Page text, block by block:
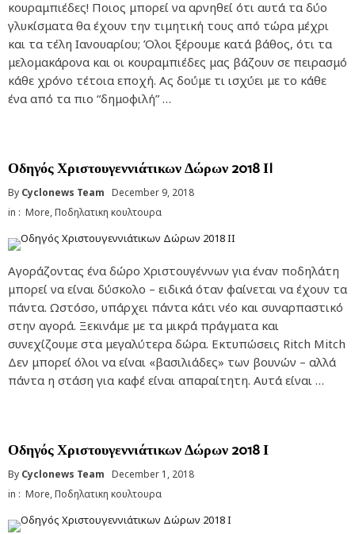
κουραμπιέδες! Ποιος μπορεί να αρνηθεί ότι αυτά τα δύο
γλυκίσματα θα έχουν την τιμητική τους από τώρα μέχρι
και τα τέλη Ιανουαρίου; Όλοι ξέρουμε κατά βάθος, ότι τα
μελομακάρονα και οι κουραμπιέδες μας βάζουν σε πειρασμό
κάθε χρόνο τέτοια εποχή. Ας δούμε τι ισχύει με το κάθε
ένα από τα πιο “δημοφιλή” …
Οδηγός Χριστουγεννιάτικων Δώρων 2018 ΙI
By Cyclonews Team December 9, 2018
in : More,Ποδηλατικη κουλτουρα
Αγοράζοντας ένα δώρο Χριστουγέννων για έναν ποδηλάτη
μπορεί να είναι δύσκολο – ειδικά όταν φαίνεται να έχουν τα
πάντα. Ωστόσο, υπάρχει πάντα κάτι νέο και συναρπαστικό
στην αγορά. Ξεκινάμε με τα μικρά πράγματα και
συνεχίζουμε στα μεγαλύτερα δώρα. Εκτυπώσεις Ritch Mitch
Δεν μπορεί όλοι να είναι «βασιλιάδες» των βουνών – αλλά
πάντα η στάση για καφέ είναι απαραίτητη. Αυτά είναι …
Οδηγός Χριστουγεννιάτικων Δώρων 2018 Ι
By Cyclonews Team December 1, 2018
in : More,Ποδηλατικη κουλτουρα